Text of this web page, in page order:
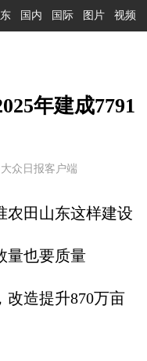
国内 国际 图片 视频
年建成7791
众日报客户端
田山东这样建设
也要质量
造提升870万亩